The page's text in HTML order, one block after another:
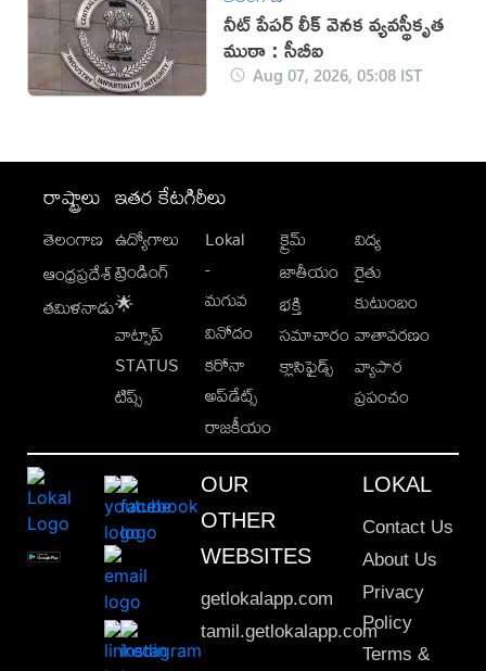
నీట్‌ పేపర్‌ లీక్‌ వెనక వ్యవస్థీకృత
ముఠా : సీబీఐ
Aug 07, 2026, 05:08 IST
రాష్ట్రాలు
తెలంగాణ
ఆంధ్రప్రదేశ్
తమిళనాడు
ఇతర కేటగిరీలు
ఉద్యోగాలు
ట్రెండింగ్
🌟
వాట్సాప్
STATUS
టిప్స్
Lokal
-
మగువ
వినోదం
కరోనా
అప్‌డేట్స్
రాజకీయం
క్రైమ్
జాతీయం
భక్తి
సమాచారం
క్లాసిఫైడ్స్
విద్య
రైతు
కుటుంబం
వాతావరణం
వ్యాపార
ప్రపంచం
OUR
OTHER
WEBSITES
getlokalapp.com
tamil.getlokalapp.com
LOKAL
Contact Us
About Us
Privacy
Policy
Terms &